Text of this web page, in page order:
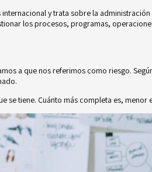
internacional y trata sobre la
los procesos, programas,
a que nos referimos como riesgo.
se tiene. Cuánto más completa es,